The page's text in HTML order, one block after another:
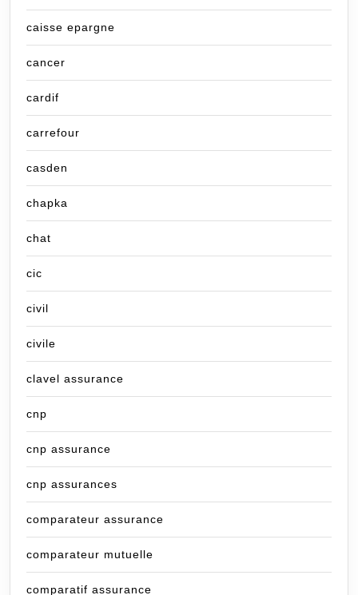
caisse epargne
cancer
cardif
carrefour
casden
chapka
chat
cic
civil
civile
clavel assurance
cnp
cnp assurance
cnp assurances
comparateur assurance
comparateur mutuelle
comparatif assurance